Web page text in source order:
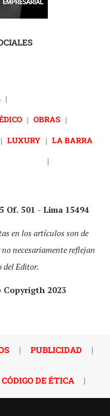
|
| OBRAS |
| LUXURY | LA BARRA
|
Of. 501 - Lima 15494
en los artículos son de
necesariamente reflejan
del Editor.
2023
| PUBLICIDAD |
CÓDIGO DE ÉTICA |